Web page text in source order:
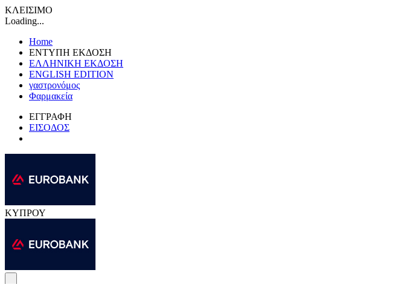
ΚΛΕΙΣΙΜΟ
Loading...
Home
ΕΝΤΥΠΗ ΕΚΔΟΣΗ
ΕΛΛΗΝΙΚΗ ΕΚΔΟΣΗ
ENGLISH EDITION
γαστρονόμος
Φαρμακεία
ΕΓΓΡΑΦΗ
ΕΙΣΟΔΟΣ
ΚΥΠΡΟΥ